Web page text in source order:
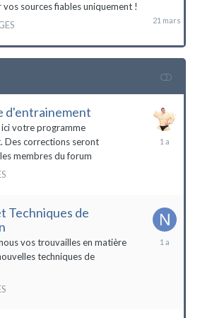
vos sources fiables uniquement !
d'entrainement
votre programme
Des corrections seront
membres du forum
20
Techniques de
vos trouvailles en matière
techniques de
25